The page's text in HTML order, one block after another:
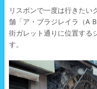
リスボンで一度は行きたい
舗「ア・ブラジレイラ（A
街ガレット通りに位置する
す。